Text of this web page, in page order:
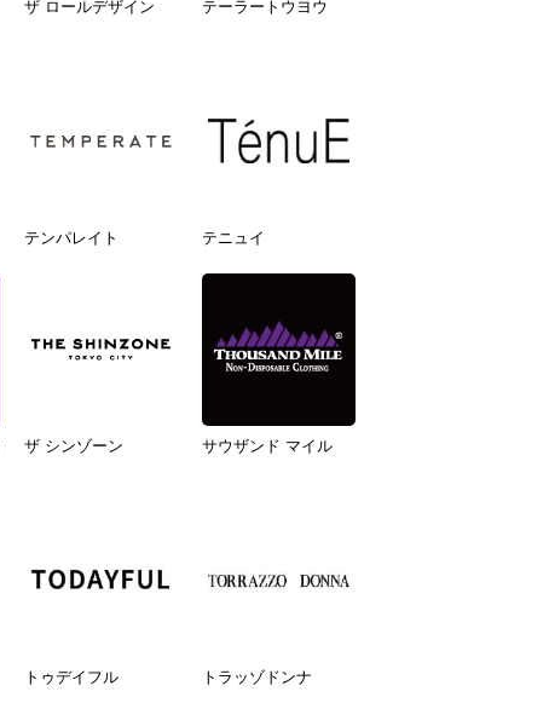
ザ ロールデザイン テーラートウヨウ
テンパレイト テニュイ
ザ シンゾーン サウザンド マイル
トゥデイフル トラッゾドンナ